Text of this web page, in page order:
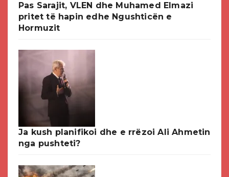
Pas Sarajit, VLEN dhe Muhamed Elmazi
pritet të hapin edhe Ngushticën e
Hormuzit
Ja kush planifikoi dhe e rrëzoi Ali Ahmetin
nga pushteti?